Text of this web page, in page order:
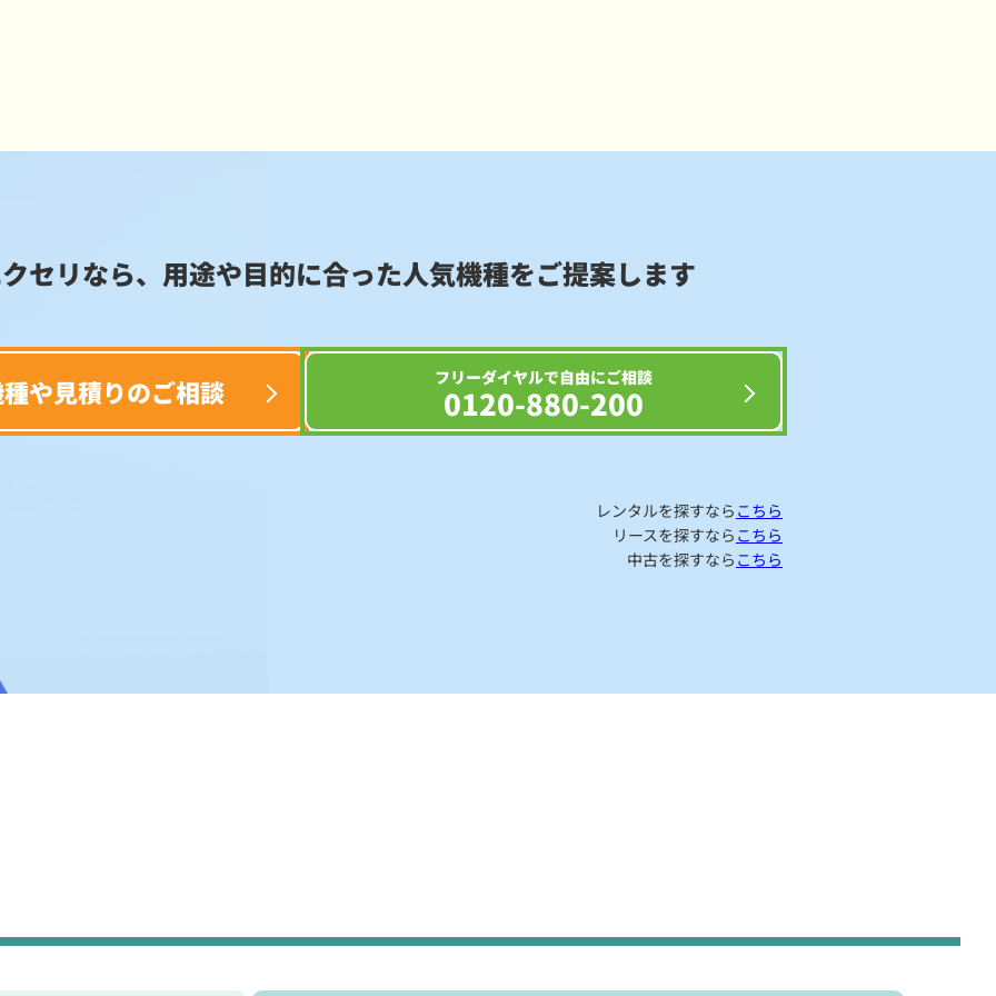
セリなら、用途や目的に合った人気機種をご提案します
や見積りのご相談 フリーダイヤルで自由にご相談
0120-880-200
レンタルを探すなら こちら
リースを探すなら こちら
中古を探すなら こちら